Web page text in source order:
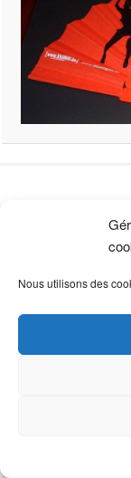
Nous utilisons des